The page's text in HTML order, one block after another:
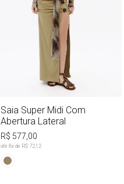
Saia Super Midi Com
Abertura Lateral
R$ 577,00
até 8x de R$ 72,12